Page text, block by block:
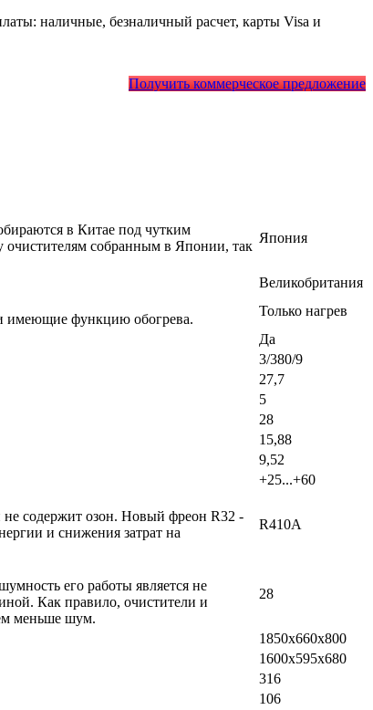
наличные, безналичный расчет, карты Visa и
Получить коммерческое предложение
в Китае под чутким
очистителям собранным в Японии, так
Япония
Великобритания
имеющие функцию обогрева.
Только нагрев
Да
3/380/9
27,7
5
28
15,88
9,52
+25...+60
не содержит озон. Новый фреон R32 -
и снижения затрат на
R410A
его работы является не
Как правило, очистители и
меньше шум.
28
1850х660х800
1600х595х680
316
106